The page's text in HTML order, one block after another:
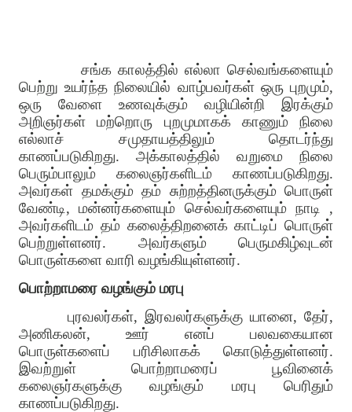
சங்க காலத்தில் எல்லா செல்வங்களையும்
பெற்று உயர்ந்த நிலையில் வாழ்பவர்கள் ஒரு புறமும்,
ஒரு வேளை உணவுக்கும் வழியின்றி இரக்கும்
அறிஞர்கள் மற்றொரு புறமுமாகக் காணும் நிலை
எல்லாச் சமுதாயத்திலும் தொடர்ந்து
காணப்படுகிறது. அக்காலத்தில் வறுமை நிலை
பெரும்பாலும் கலைஞர்களிடம் காணப்படுகிறது.
அவர்கள் தமக்கும் தம் சுற்றத்தினருக்கும் பொருள்
வேண்டி, மன்னர்களையும் செல்வர்களையும் நாடி ,
அவர்களிடம் தம் கலைத்திறனைக் காட்டிப் பொருள்
பெற்றுள்ளனர். அவர்களும் பெருமகிழ்வுடன்
பொருள்களை வாரி வழங்கியுள்ளனர்.
பொற்றாமரை வழங்கும் மரபு
புரவலர்கள், இரவலர்களுக்கு யானை, தேர்,
அணிகலன், ஊர் எனப் பலவகையான
பொருள்களைப் பரிசிலாகக் கொடுத்துள்ளனர்.
இவற்றுள் பொற்றாமரைப் பூவினைக்
கலைஞர்களுக்கு வழங்கும் மரபு பெரிதும்
காணப்படுகிறது.